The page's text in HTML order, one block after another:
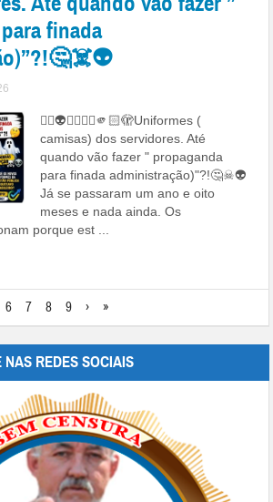
finada
👉🏻👽👻🤔👎🏻🫵🏻🫣Uniformes (
camisas) dos servidores. Até
quando vão fazer " propaganda
para finada administração)"?!🤔☠👽
Já se passaram um ano e oito
meses e nada ainda. Os
porque est ...
6 7 8 9 › »
REDES SOCIAIS